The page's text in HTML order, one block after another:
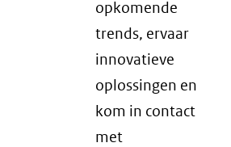
opkomende
trends, ervaar
innovatieve
oplossingen en
kom in contact
met